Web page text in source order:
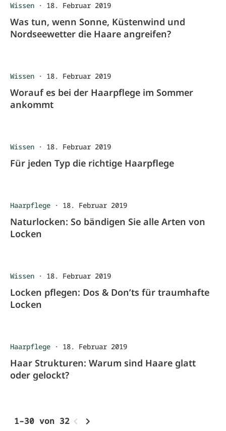
Wissen · 18. Februar 2019
Was tun, wenn Sonne, Küstenwind und
Nordseewetter die Haare angreifen?
Wissen · 18. Februar 2019
Worauf es bei der Haarpflege im Sommer
ankommt
Wissen · 18. Februar 2019
Für jeden Typ die richtige Haarpflege
Haarpflege · 18. Februar 2019
Naturlocken: So bändigen Sie alle Arten von
Locken
Wissen · 18. Februar 2019
Locken pflegen: Dos & Don’ts für traumhafte
Locken
Haarpflege · 18. Februar 2019
Haar Strukturen: Warum sind Haare glatt
oder gelockt?
1–30 von 32